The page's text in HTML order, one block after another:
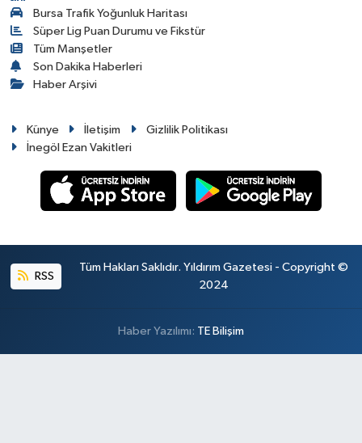
Bursa Trafik Yoğunluk Haritası
Süper Lig Puan Durumu ve Fikstür
Tüm Manşetler
Son Dakika Haberleri
Haber Arşivi
Künye İletişim
Gizlilik Politikası
İnegöl Ezan Vakitleri
RSS
Tüm Hakları Saklıdır. Yıldırım Gazetesi - Copyright ©
2024
Haber Yazılımı: TE Bilişim